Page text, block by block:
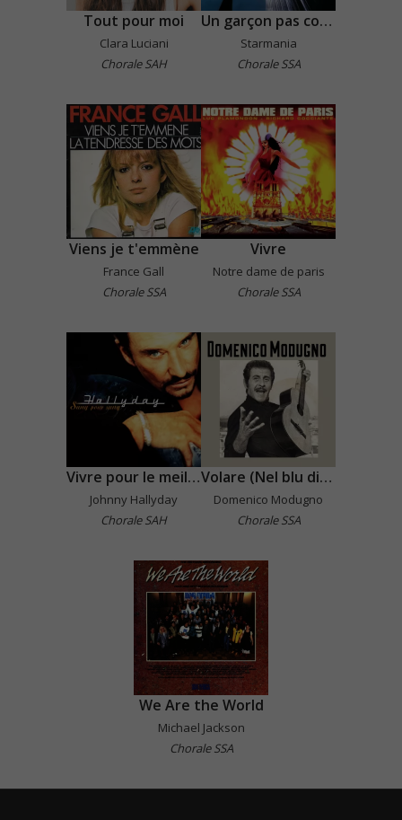
Tout pour moi
Clara Luciani
Chorale SAH
Un garçon pas comme les autres
Starmania
Chorale SSA
Viens je t'emmène
France Gall
Chorale SSA
Vivre
Notre dame de paris
Chorale SSA
Vivre pour le meilleur
Johnny Hallyday
Chorale SAH
Volare (Nel blu dipinto di blu)
Domenico Modugno
Chorale SSA
We Are the World
Michael Jackson
Chorale SSA